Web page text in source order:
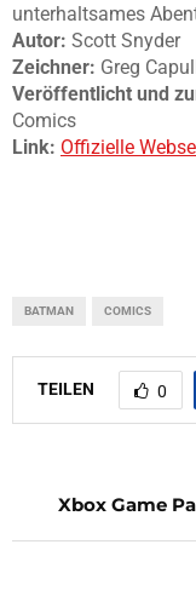
unterhaltsames
Autor: Scott Snyder
Zeichner: Greg
Veröffentlicht und
Comics
Link: Offizielle
BATMAN COMICS
TEILEN 0
Xbox Game